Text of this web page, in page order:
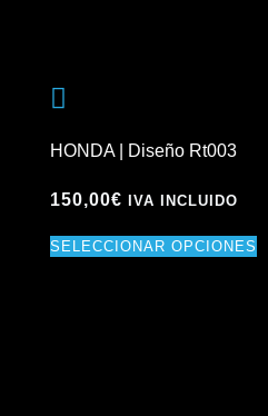
HONDA | Diseño Rt003
150,00€ IVA INCLUIDO
SELECCIONAR OPCIONES